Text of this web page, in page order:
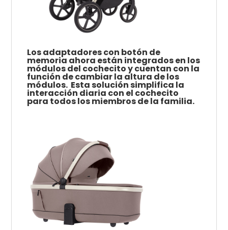
Los adaptadores con botón de
memoria ahora están integrados en los
módulos del cochecito y cuentan con la
función de cambiar la altura de los
módulos. Esta solución simplifica la
interacción diaria con el cochecito
para todos los miembros de la familia.